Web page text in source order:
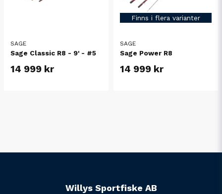
SAGE
Sage Classic R8 - 9' - #5
14 999 kr
Finns i flera varianter
SAGE
Sage Power R8
14 999 kr
Willys Sportfiske AB